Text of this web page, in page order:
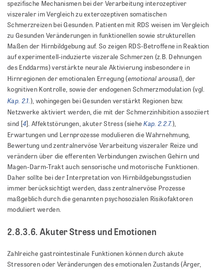
spezifische Mechanismen bei der Verarbeitung interozeptiver
viszeraler im Vergleich zu exterozeptiven somatischen
Schmerzreizen bei Gesunden. Patienten mit RDS weisen im Vergleich
zu Gesunden Veränderungen in funktionellen sowie strukturellen
Maßen der Hirnbildgebung auf. So zeigen RDS-Betroffene in Reaktion
auf experimentell-induzierte viszerale Schmerzen (z.B. Dehnungen
des Enddarms) verstärkte neurale Aktivierung insbesondere in
Hirnregionen der emotionalen Erregung (emotional arousal), der
kognitiven Kontrolle, sowie der endogenen Schmerzmodulation (vgl.
Kap. 2.1. ), wohingegen bei Gesunden verstärkt Regionen bzw.
Netzwerke aktiviert werden, die mit der Schmerzinhibition assoziiert
sind [4]. Affektstörungen, akuter Stress (sieheKap. 2.2.7.),
Erwartungen und Lernprozesse modulieren die Wahrnehmung,
Bewertung und zentralnervöse Verarbeitung viszeraler Reize und
verändern über die efferenten Verbindungen zwischen Gehirn und
Magen-Darm-Trakt auch sensorische und motorische Funktionen.
Daher sollte bei der Interpretation von Hirnbildgebungsstudien
immer berücksichtigt werden, dass zentralnervöse Prozesse
maßgeblich durch die genannten psychosozialen Risikofaktoren
moduliert werden.
2.8.3.6. Akuter Stress und Emotionen
Zahlreiche gastrointestinale Funktionen können durch akute
Stressoren oder Veränderungen des emotionalen Zustands (Ärger,